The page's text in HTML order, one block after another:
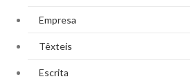
Empresa
Têxteis
Escrita